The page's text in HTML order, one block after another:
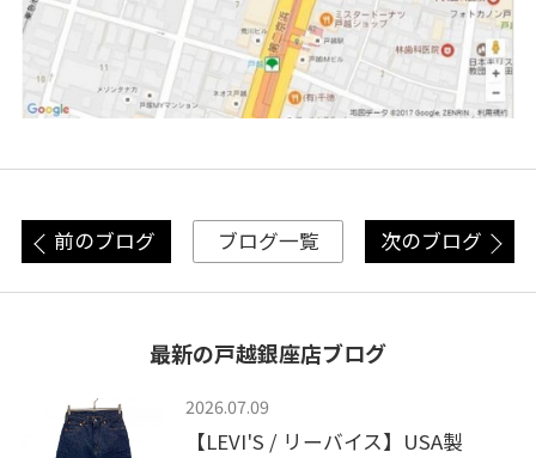
前のブログ ブログ一覧 次のブログ
最新の戸越銀座店ブログ
2026.07.09
【LEVI'S / リーバイス】USA製